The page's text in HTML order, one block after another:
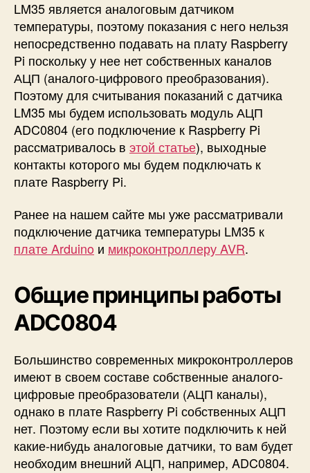
s
p
b
r
r
y
P
i
и
д
и
к
а
3
LM35 является аналоговым датчиком
температуры, поэтому показания с него нельзя
непосредственно подавать на плату Raspberry
Pi поскольку у нее нет собственных каналов
АЦП (аналого-цифрового преобразования).
Поэтому для считывания показаний с датчика
LM35 мы будем использовать модуль АЦП
ADC0804 (его подключение к Raspberry Pi
рассматривалось в этой статье), выходные
контакты которого мы будем подключать к
плате Raspberry Pi.
Ранее на нашем сайте мы уже рассматривали
подключение датчика температуры LM35 к
плате Arduino и микроконтроллеру AVR.
Общие принципы работы
ADC0804
Большинство современных микроконтроллеров
имеют в своем составе собственные аналого-
цифровые преобразователи (АЦП каналы),
однако в плате Raspberry Pi собственных АЦП
нет. Поэтому если вы хотите подключить к ней
какие-нибудь аналоговые датчики, то вам будет
необходим внешний АЦП, например, ADC0804.